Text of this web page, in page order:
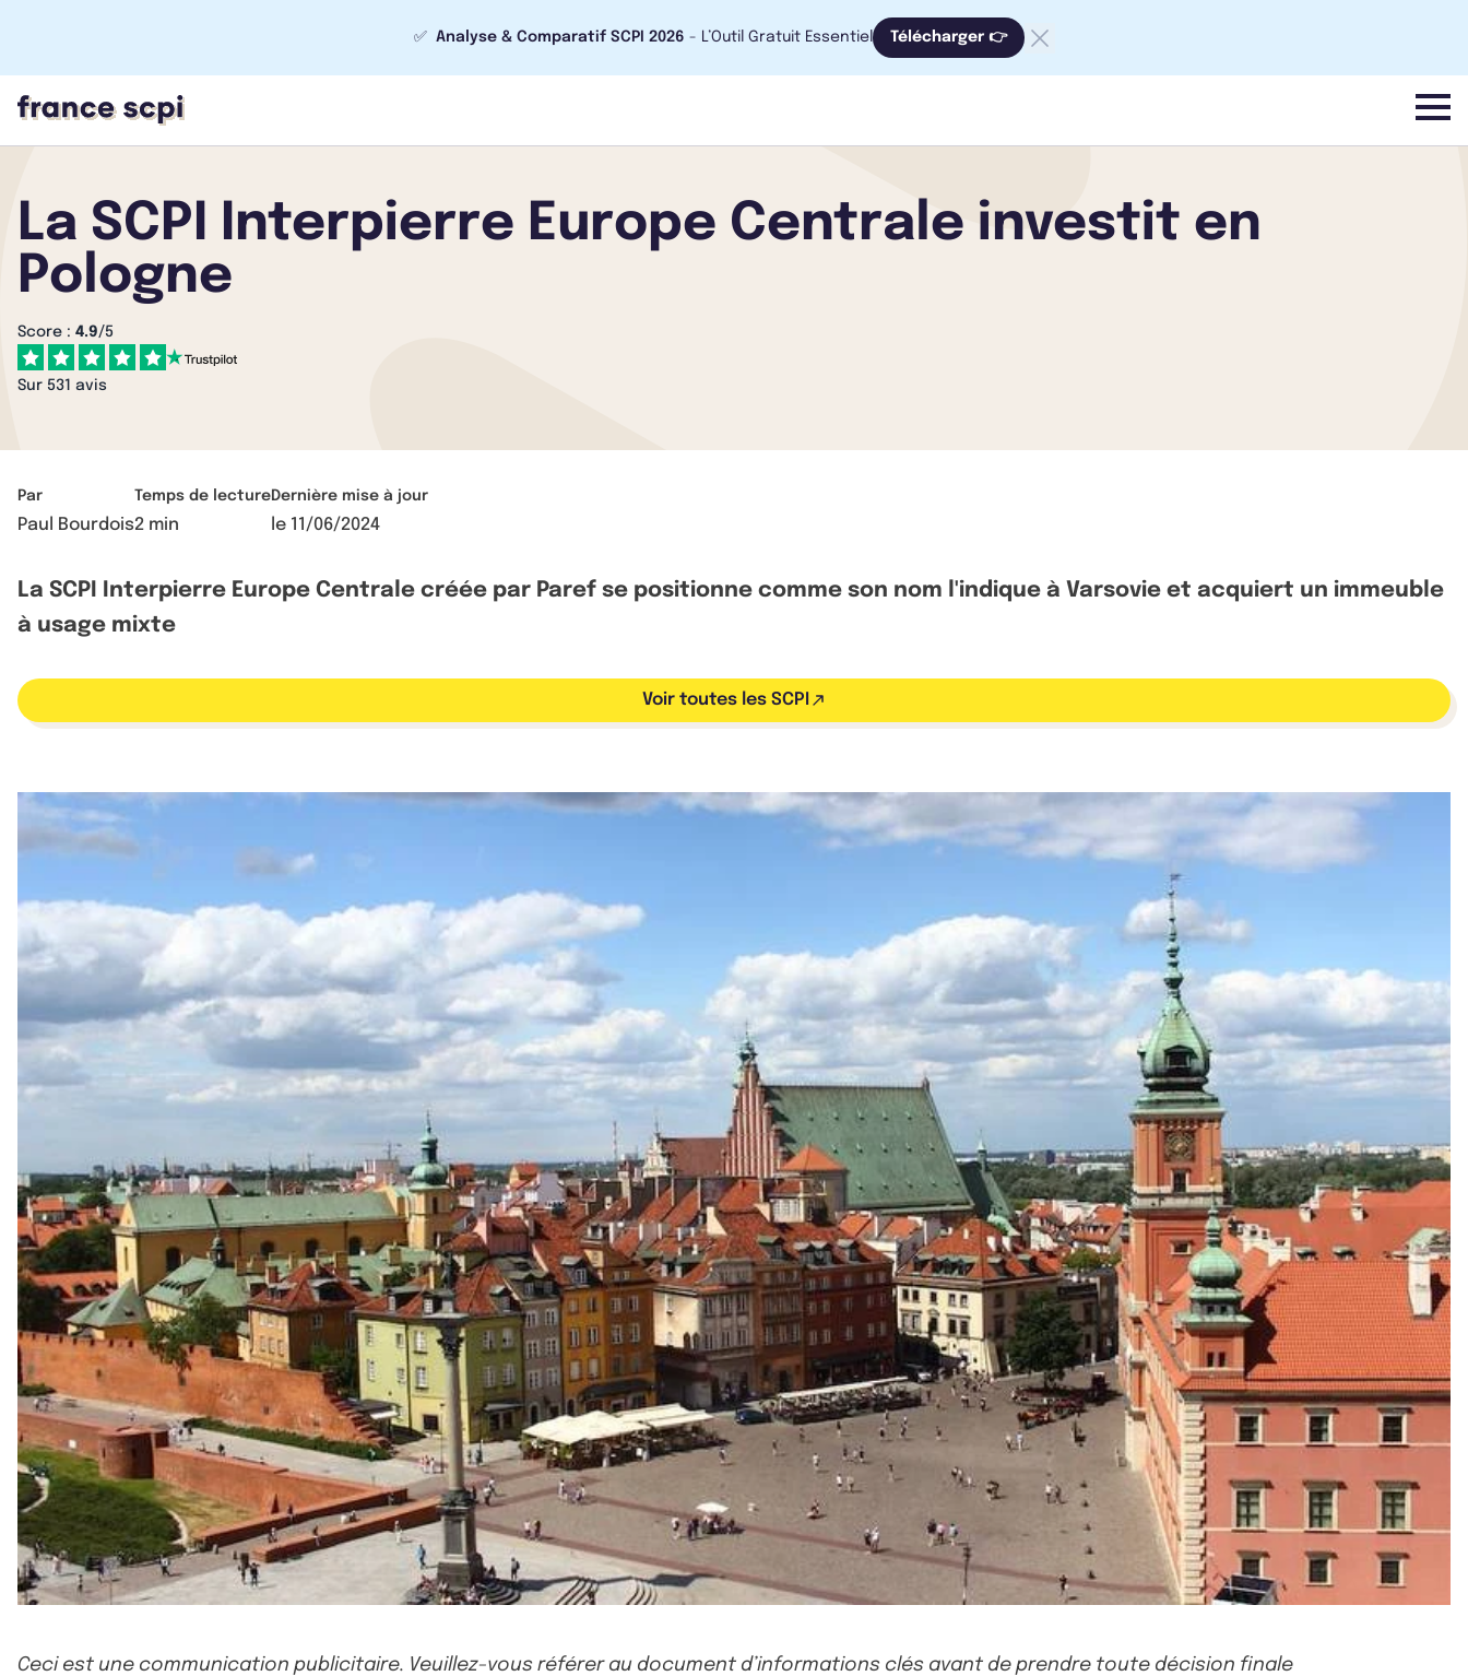
✅ Analyse & Comparatif SCPI 2026 - L’Outil Gratuit Essentiel Télécharger 👉
menu
La SCPI Interpierre Europe Centrale investit en
Pologne
Score : 4.9/5
Sur 531 avis
Par
Paul Bourdois
Temps de lecture
2 min
Dernière mise à jour
le 11/06/2024
La SCPI Interpierre Europe Centrale créée par Paref se positionne comme son nom l'indique à Varsovie et acquiert un immeuble
à usage mixte
Voir toutes les SCPI
Ceci est une communication publicitaire. Veuillez-vous référer au document d’informations clés avant de prendre toute décision finale